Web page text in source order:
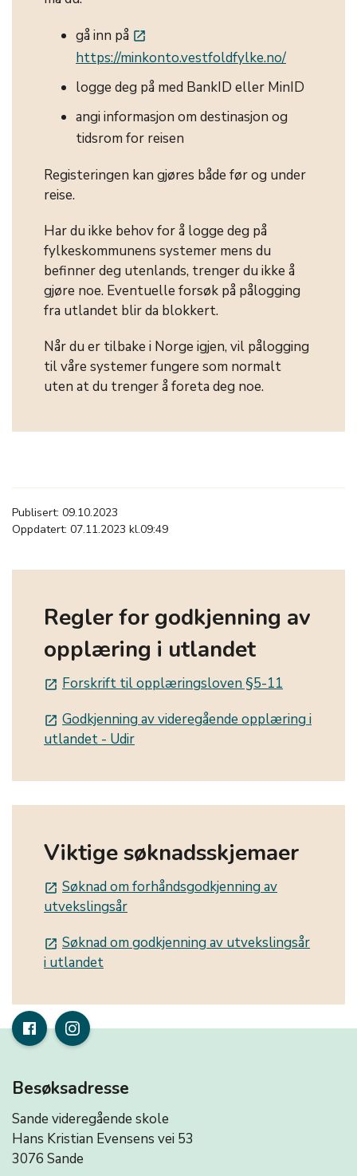
gå inn på launch
https://minkonto.vestfoldfylke.no/
logge deg på med BankID eller MinID
angi informasjon om destinasjon og
tidsrom for reisen
Registeringen kan gjøres både før og under
reise.
Har du ikke behov for å logge deg på
fylkeskommunens systemer mens du
befinner deg utenlands, trenger du ikke å
gjøre noe. Eventuelle forsøk på pålogging
fra utlandet blir da blokkert.
Når du er tilbake i Norge igjen, vil pålogging
til våre systemer fungere som normalt
uten at du trenger å foreta deg noe.
Publisert: 09.10.2023
Oppdatert: 07.11.2023 kl.09:49
Regler for godkjenning av
opplæring i utlandet
launch Forskrift til opplæringsloven §5-11
launch Godkjenning av videregående opplæring i
utlandet - Udir
Viktige søknadsskjemaer
launch Søknad om forhåndsgodkjenning av
utvekslingsår
launch Søknad om godkjenning av utvekslingsår
i utlandet
Besøksadresse
Sande videregående skole
Hans Kristian Evensens vei 53
3076 Sande